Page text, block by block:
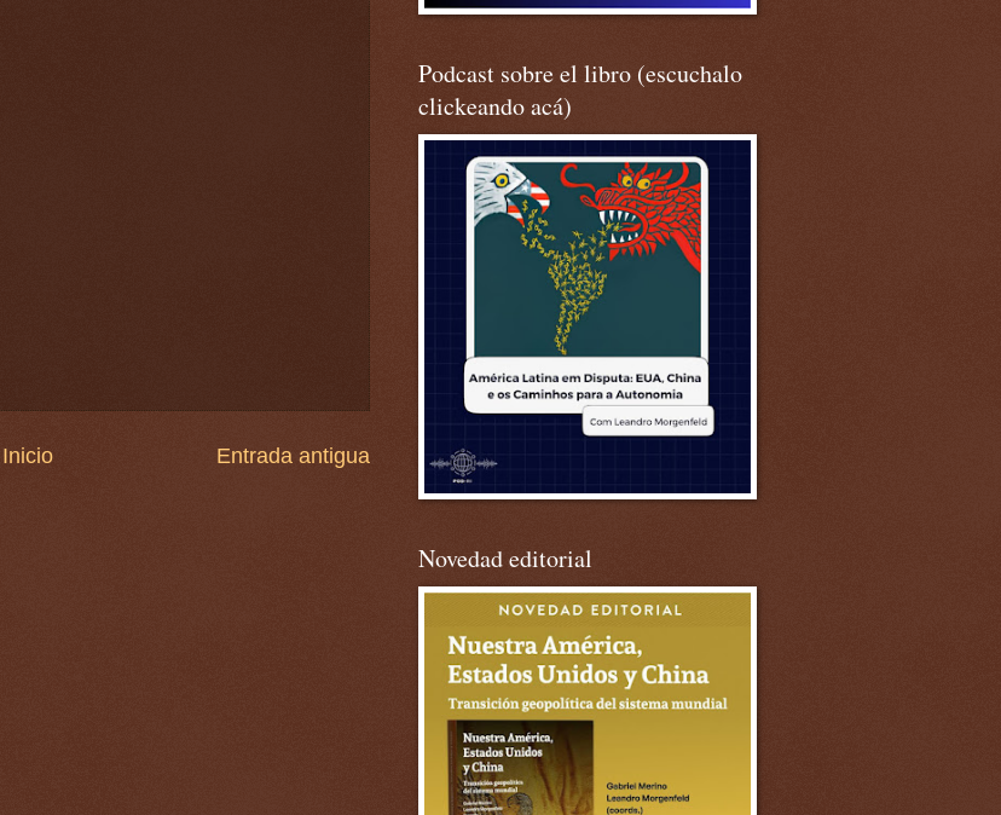
Entrada antigua
Inicio
Podcast sobre el libro (escuchalo
clickeando acá)
Novedad editorial